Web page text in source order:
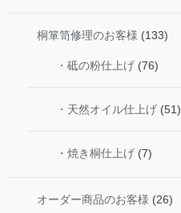
桐箪笥修理のお客様 (133)
・砥の粉仕上げ (76)
・天然オイル仕上げ (51)
・焼き桐仕上げ (7)
オーダー商品のお客様 (26)